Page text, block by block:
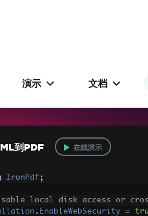
演示 文档
到PDF 在线演示
IronPdf ;
local disk access or
. EnableWebSecurity =